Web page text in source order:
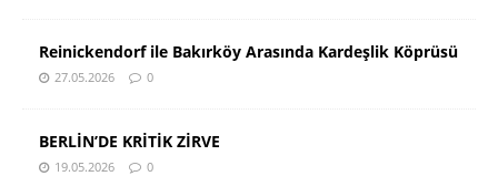
Reinickendorf ile Bakırköy Arasında Kardeşlik Köprüsü
27.05.2026 0
BERLİN’DE KRİTİK ZİRVE
19.05.2026 0